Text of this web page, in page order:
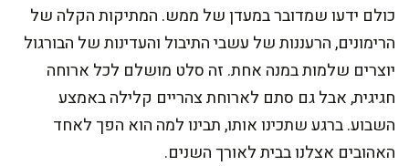
כולם ידעו שמדובר במעדן של ממש. המתיקות הקלה של
הרימונים, הרעננות של עשבי התיבול והעדינות של הבורגול
יוצרים שלמות במנה אחת. זה סלט מושלם לכל ארוחה
חגיגית, אבל גם סתם לארוחת צהריים קלילה באמצע
השבוע. ברגע שתכינו אותו, תבינו למה הוא הפך לאחד
האהובים אצלנו בבית לאורך השנים.